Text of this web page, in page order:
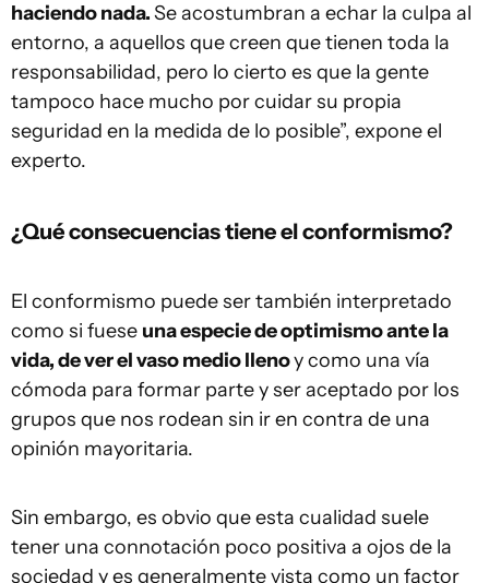
haciendo nada.Se acostumbran a echar la culpa al
entorno, a aquellos que creen que tienen toda la
responsabilidad, pero lo cierto es que la gente
tampoco hace mucho por cuidar su propia
seguridad en la medida de lo posible”, expone el
experto.
¿Qué consecuencias tiene el conformismo?
El conformismo puede ser también interpretado
como si fuese una especie de optimismo ante la
vida, de ver el vaso medio llenoy como una vía
cómoda para formar parte y ser aceptado por los
grupos que nos rodean sin ir en contra de una
opinión mayoritaria.
Sin embargo, es obvio que esta cualidad suele
tener una connotación poco positiva a ojos de la
sociedad y es generalmente vista como un factor